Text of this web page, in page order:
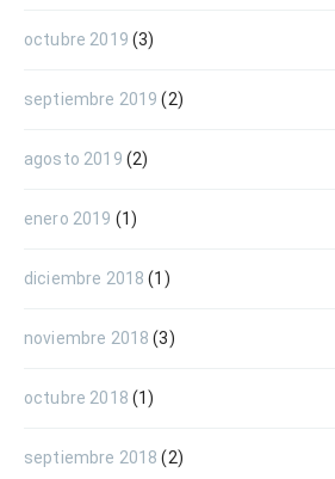
octubre 2019 (3)
septiembre 2019 (2)
agosto 2019 (2)
enero 2019 (1)
diciembre 2018 (1)
noviembre 2018 (3)
octubre 2018 (1)
septiembre 2018 (2)